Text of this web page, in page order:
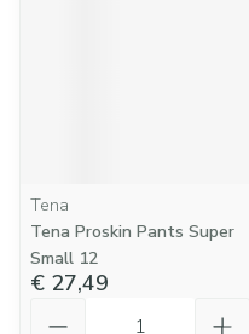
Tena
Tena Proskin Pants Super
Small 12
€ 27,49